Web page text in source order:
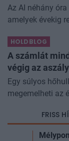
Az AI néhány
amelyek évekig
különösen nagy...
HOLDBLOG
A számlát
végig az
Egy súlyos
megemelheti az
még az állam
FRISS